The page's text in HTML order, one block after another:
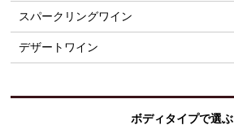
スパークリングワイン
デザートワイン
ボディタイプで選ぶ